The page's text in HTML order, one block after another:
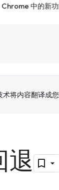
Chrome 中的新
将内容翻译成
退